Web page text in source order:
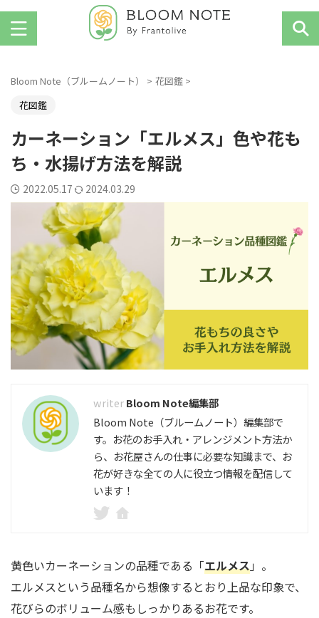
Bloom Note（ブルームノート） > 花図鑑 >
花図鑑
カーネーション「エルメス」色や花も
ち・水揚げ方法を解説
2022.05.17 2024.03.29
Bloom Note編集部
Bloom Note（ブルームノート）編集部で
す。お花のお手入れ・アレンジメント方法か
ら、お花屋さんの仕事に必要な知識まで、お
花が好きな全ての人に役立つ情報を配信して
います！
黄色いカーネーションの品種である「エルメス」。
エルメスという品種名から想像するとおり上品な印象で、
花びらのボリューム感もしっかりあるお花です。